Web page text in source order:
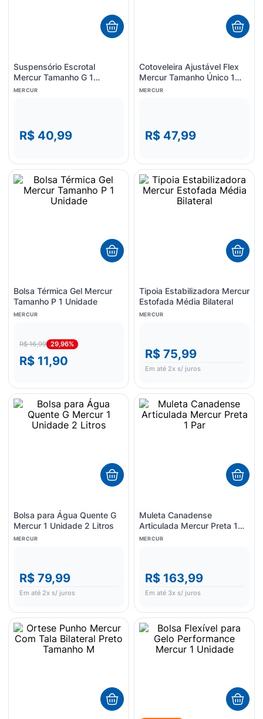
Suspensório Escrotal
Mercur Tamanho G 1
Unidade
MERCUR
R$ 40,99
Cotoveleira Ajustável Flex
Mercur Tamanho Único 1
unidade
MERCUR
R$ 47,99
Bolsa Térmica Gel Mercur
Tamanho P 1 Unidade
MERCUR
R$ 16,99 29,96%
R$ 11,90
Tipoia Estabilizadora Mercur
Estofada Média Bilateral
MERCUR
R$ 75,99
Em até 2x s/ juros
Bolsa para Água Quente G
Mercur 1 Unidade 2 Litros
MERCUR
R$ 79,99
Em até 2x s/ juros
Muleta Canadense
Articulada Mercur Preta 1
Par
MERCUR
R$ 163,99
Em até 3x s/ juros